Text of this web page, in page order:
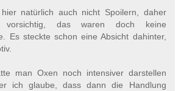
natürlich auch nicht Spoilern, daher
das waren doch keine
Es steckte schon eine Absicht dahinter,
man Oxen noch intensiver darstellen
ich glaube, dass dann die Handlung